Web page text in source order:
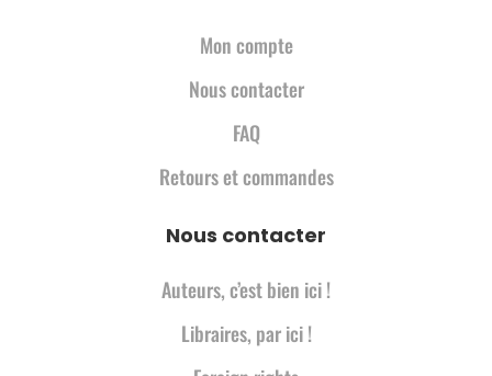
Mon compte
Nous contacter
FAQ
Retours et commandes
Nous contacter
Auteurs, c’est bien ici !
Libraires, par ici !